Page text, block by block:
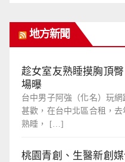
地方新聞
趁女室友熟睡摸胸頂
場曝
台中男子阿強（化名）玩
甚歡，在台中北區合租，
熟睡， […]
桃園青創、生醫新創